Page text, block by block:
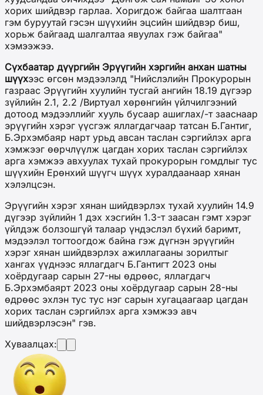
хорих шийдвэр гарлаа. Хоригдож байгаа шалтгаан
гэм буруутай гэсэн шүүхийн эцсийн шийдвэр биш,
хорьж байгаад шалгалтаа явуулах гэж байгаа"
хэмээжээ.
Сүхбаатар дүүргийн Эрүүгийн хэргийн анхан шатны
шүүхээс өгсөн мэдээлэлд "Нийслэлийн Прокурорын
газраас Эрүүгийн хуулийн тусгай ангийн 18.19 дүгээр
зүйлийн 2.1, 2.2 /Виртуал хөрөнгийн үйлчилгээний
дотоод мэдээллийг хууль бусаар ашиглах/-т зааснаар
эрүүгийн хэрэг үүсгэж яллагдагчаар татсан Б.Гантиг,
Б.Эрхэмбаяр нарт урьд авсан таслан сэргийлэх арга
хэмжээг өөрчлүүлж цагдан хорих таслан сэргийлэх
арга хэмжээ авхуулах тухай прокурорын гомдлыг тус
шүүхийн Ерөнхий шүүгч шүүх хуралдаанаар хянан
хэлэлцсэн.
Эрүүгийн хэрэг хянан шийдвэрлэх тухай хуулийн 14.9
дүгээр зүйлийн 1 дэх хэсгийн 1.3-т заасан гэмт хэрэг
үйлдэж болзошгүй талаар үндэслэл бүхий баримт,
мэдээлэл тогтоогдож байна гэж дүгнэн эрүүгийн
хэрэг хянан шийдвэрлэх ажиллагааны зорилтыг
хангах үүднээс яллагдагч Б.Гантигт 2023 оны
хоёрдугаар сарын 27-ны өдрөөс, яллагдагч
Б.Эрхэмбаярт 2023 оны хоёрдугаар сарын 28-ны
өдрөөс эхлэн тус тус нэг сарын хугацаагаар цагдан
хорих таслан сэргийлэх арга хэмжээ авч
шийдвэрлэсэн" гэв.
Хуваалцах: